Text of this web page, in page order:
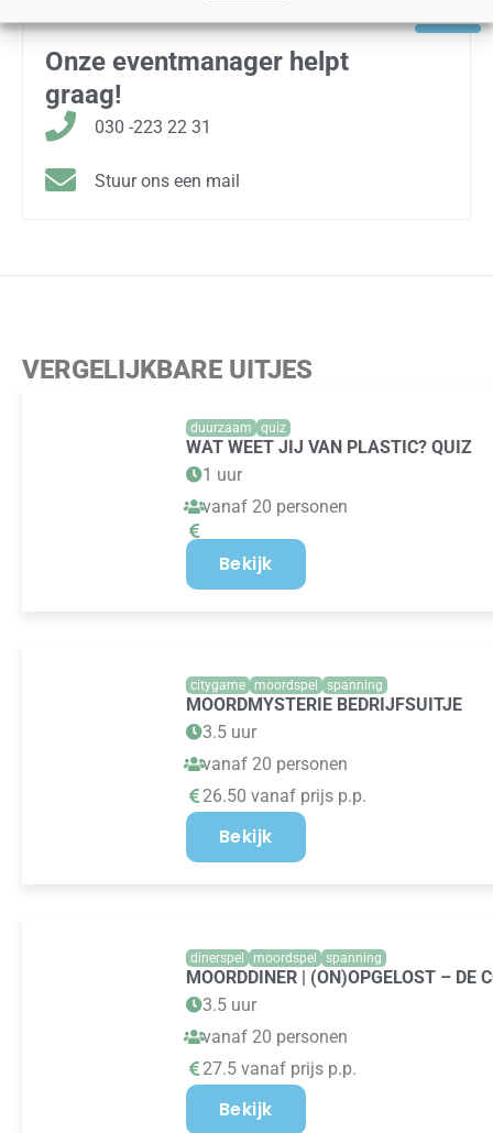
Onze eventmanager helpt
graag!
030 -223 22 31
Stuur ons een mail
VERGELIJKBARE UITJES
duurzaam quiz
WAT WEET JIJ VAN PLASTIC? QUIZ
1 uur
vanaf 20 personen
Bekijk
citygame moordspel spanning
MOORDMYSTERIE BEDRIJFSUITJE
3.5 uur
vanaf 20 personen
26.50 vanaf prijs p.p.
Bekijk
dinerspel moordspel spanning
MOORDDINER | (ON)OPGELOST – DE
3.5 uur
vanaf 20 personen
27.5 vanaf prijs p.p.
Bekijk